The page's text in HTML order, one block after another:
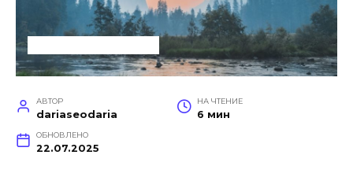
АВТОР
dariaseodaria
НА ЧТЕНИЕ
6 мин
ОБНОВЛЕНО
22.07.2025